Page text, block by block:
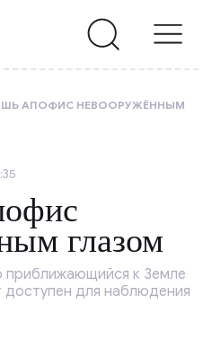
АПОФИС НЕВООРУЖЁННЫМ
глазом
приближающийся к Земле
для наблюдения